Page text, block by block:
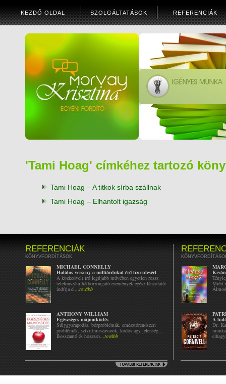
KEZDŐ OLDAL SZOLGÁLTATÁSOK REFERENCIÁK
'Tami Hoag' címkéhez tartozó
Tami Hoag – A titkok sírba szállnak
Tami Hoag – Elhantolt igazság
REFERENCIÁK
KÖNYVFORDÍTÁSOK
MICHAEL CONNELLY
Halálos verseny a milliárdokat érő tízcentesért
A közkedvelt író legújabb művében egyetlen rossz
telefonszám hátborzongató események egész láncolatát
indítja el...tovább
ANTHONY WILLIAM
Egészséges májműködés
Súlygyarapodás, bőrproblémák, emésztőrendszeri
problémák, szívritmuszavarok, ködös agy jelenség…
Bosszantó és hosszan...tovább
Miért
A
Dr.